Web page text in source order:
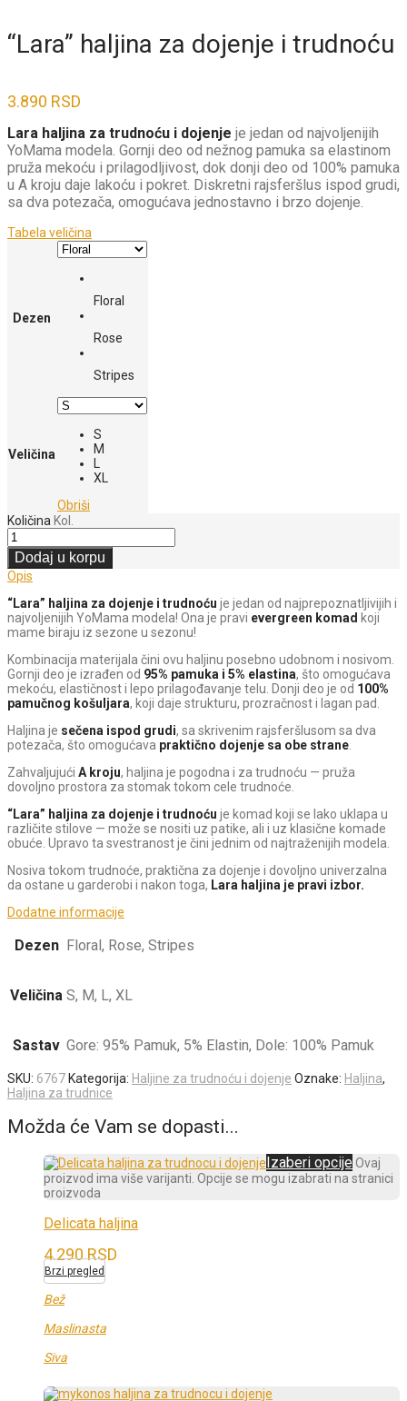
“Lara” haljina za dojenje i trudnoću
3.890 RSD
Lara haljina za trudnoću i dojenje je jedan od najvoljenijih
YoMama modela. Gornji deo od nežnog pamuka sa elastinom
pruža mekoću i prilagodljivost, dok donji deo od 100% pamuka
u A kroju daje lakoću i pokret. Diskretni rajsferšlus ispod grudi,
sa dva potezača, omogućava jednostavno i brzo dojenje.
Tabela veličina
Dezen
Floral
Rose
Stripes
Veličina
S
M
XL
Obriši
Količina Kol.
Dodaj u korpu
Opis
“Lara” haljina za dojenje i trudnoću je jedan od najprepoznatljivijih i
najvoljenijih YoMama modela! Ona je pravi evergreen komad koji
mame biraju iz sezone u sezonu!
Kombinacija materijala čini ovu haljinu posebno udobnom i nosivom.
Gornji deo je izrađen od 95% pamuka i 5% elastina, što omogućava
mekoću, elastičnost i lepo prilagođavanje telu. Donji deo je od 100%
pamučnog košuljara, koji daje strukturu, prozračnost i lagan pad.
Haljina je sečena ispod grudi, sa skrivenim rajsferšlusom sa dva
potezača, što omogućava praktično dojenje sa obe strane
Zahvaljujući A kroju, haljina je pogodna i za trudnoću — pruža
dovoljno prostora za stomak tokom cele trudnoće.
“Lara” haljina za dojenje i trudnoću je komad koji se lako uklapa u
različite stilove — može se nositi uz patike, ali i uz klasične komade
obuće. Upravo ta svestranost je čini jednim od najtraženijih modela.
Nosiva tokom trudnoće, praktična za dojenje i dovoljno univerzalna
da ostane u garderobi i nakon toga, Lara haljina je pravi izbor.
Dodatne informacije
Dezen Floral, Rose, Stripes
Veličina S, M, L, XL
Sastav Gore: 95% Pamuk, 5% Elastin, Dole: 100% Pamuk
SKU: 6767 Kategorija: Haljine za trudnoću i dojenje Oznake: Haljina,
Haljina za trudnice
Možda će Vam se dopasti...
Izaberi opcije Ovaj
proizvod ima više varijanti. Opcije se mogu izabrati na stranici
proizvoda
Delicata haljina
4.290RSD
Brzi pregled
Bež
Maslinasta
Siva